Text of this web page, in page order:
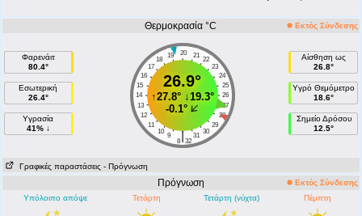
Θερμοκρασία °C Εκτός Σύνδεσης
Φαρενάιτ
80.4°
Εσωτερική
26.4°
Υγρασία
41% ↓
20
19 21
18
22
17
23
16
24
15
25
14
26
13
27
12
28
11
29
10
30
9 31
|
8 32
26.9°
↑27.8°↓19.3°
-0.1°
Αίσθηση ως
26.8°
Υγρό Θεμόμετρο
18.6°
Σημείο Δρόσου
12.5°
Γραφικές παραστάσεις - Πρόγνωση
Πρόγνωση
Εκτός Σύνδεσης
Υπόλοιπο απόψε
Τετάρτη Τετάρτη (νύχτα) Πέμπτη